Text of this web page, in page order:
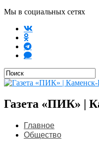
Мы в социальных сетях
Газета «ПИК» |
Главное
Общество